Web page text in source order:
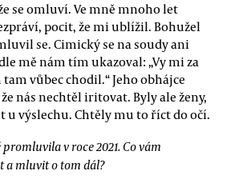
se omluví. Ve mně mnoho let
pocit, že mi ublížil. Bohužel
se. Cimický se na soudy ani
mě nám tím ukazoval: „Vy mi za
vůbec chodil.“ Jeho obhájce
nás nechtěl iritovat. Byly ale ženy,
u výslechu. Chtěly mu to říct do očí.
v roce 2021. Co vám
a mluvit o tom dál?